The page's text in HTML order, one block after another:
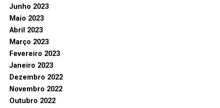
Junho 2023
Maio 2023
Abril 2023
Março 2023
Fevereiro 2023
Janeiro 2023
Dezembro 2022
Novembro 2022
Outubro 2022